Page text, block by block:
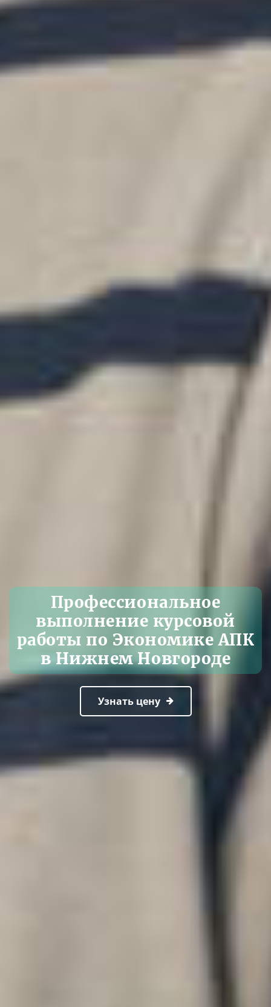
Профессиональное
выполнение курсовой
работы по Экономике АПК
в Нижнем Новгороде
Узнать цену